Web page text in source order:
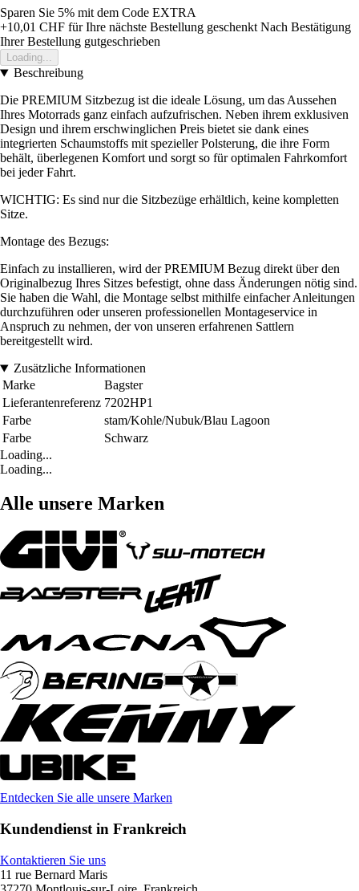
Sparen Sie 5% mit dem Code EXTRA
+10,01 CHF für Ihre nächste Bestellung geschenkt Nach Bestätigung
Ihrer Bestellung gutgeschrieben
Loading...
Beschreibung
Die PREMIUM Sitzbezug ist die ideale Lösung, um das Aussehen
Ihres Motorrads ganz einfach aufzufrischen. Neben ihrem exklusiven
Design und ihrem erschwinglichen Preis bietet sie dank eines
integrierten Schaumstoffs mit spezieller Polsterung, die ihre Form
behält, überlegenen Komfort und sorgt so für optimalen Fahrkomfort
bei jeder Fahrt.
WICHTIG: Es sind nur die Sitzbezüge erhältlich, keine kompletten
Sitze.
Montage des Bezugs:
Einfach zu installieren, wird der PREMIUM Bezug direkt über den
Originalbezug Ihres Sitzes befestigt, ohne dass Änderungen nötig sind.
Sie haben die Wahl, die Montage selbst mithilfe einfacher Anleitungen
durchzuführen oder unseren professionellen Montageservice in
Anspruch zu nehmen, der von unseren erfahrenen Sattlern
bereitgestellt wird.
Zusätzliche Informationen
Marke
Bagster
Lieferantenreferenz 7202HP1
Farbe
stam/Kohle/Nubuk/Blau Lagoon
Farbe
Schwarz
Loading...
Loading...
Alle unsere Marken
Entdecken Sie alle unsere Marken
Kundendienst in Frankreich
Kontaktieren Sie uns
11 rue Bernard Maris